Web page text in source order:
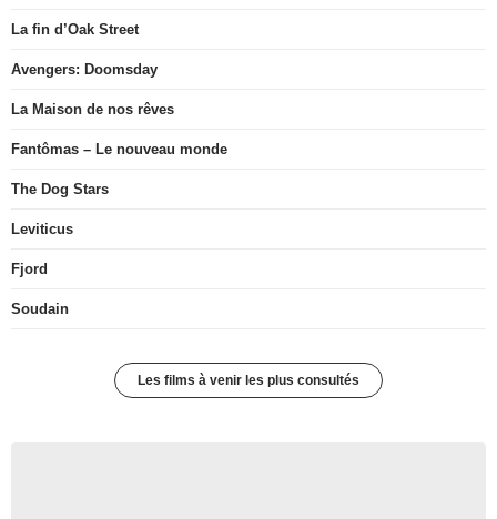
La fin d’Oak Street
Avengers: Doomsday
La Maison de nos rêves
Fantômas – Le nouveau monde
The Dog Stars
Leviticus
Fjord
Soudain
Les films à venir les plus consultés